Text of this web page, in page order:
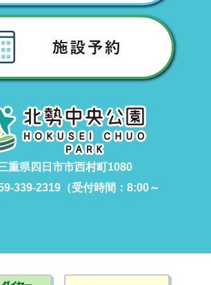
重県四日市市西村町1080
339-2319（受付時間：8:00～